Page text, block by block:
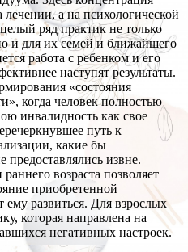
а на психологической
ряд практик не только
и для их семей и ближайшего
работа с ребенком и его
наступят результаты.
«состояния
когда человек полностью
инвалидность как свое
путь к
какие бы
предоставлялись извне.
возраста позволяет
приобретенной
развиться. Для взрослых
которая направлена на
негативных настроек.